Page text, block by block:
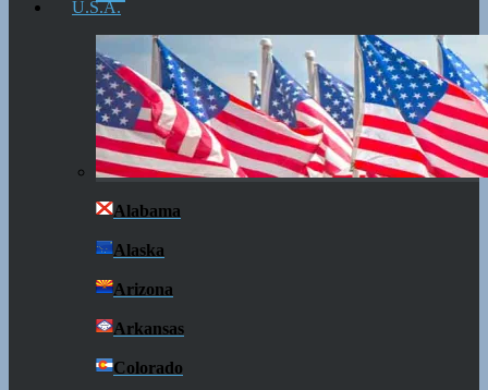
U.S.A.
Alabama
Alaska
Arizona
Arkansas
Colorado